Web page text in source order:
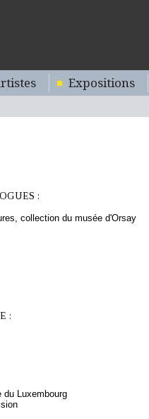
Expositions
:
collection du musée d'Orsay
:
du Luxembourg